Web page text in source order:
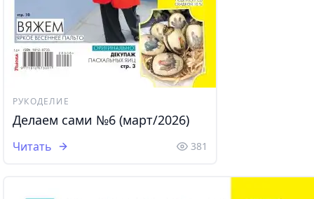
РУКОДЕЛИЕ
Делаем сами №6 (март/2026)
Читать 381